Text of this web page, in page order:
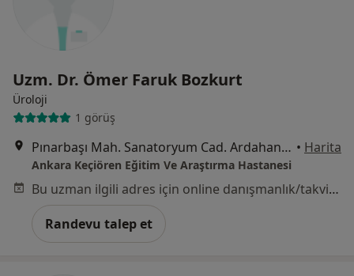
Uzm. Dr. Ömer Faruk Bozkurt
Üroloji
1 görüş
Pınarbaşı Mah. Sanatoryum Cad. Ardahan Sok. No:25, Ankara • Harita
Ankara Keçiören Eğitim Ve Araştırma Hastanesi
Bu uzman ilgili adres için online danışmanlık/takvim sunmuyor.
Randevu talep et